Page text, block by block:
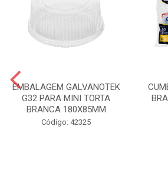
EMBALAGEM GALVANOTEK
G32 PARA MINI TORTA
BRANCA 180X85MM
Código: 42325